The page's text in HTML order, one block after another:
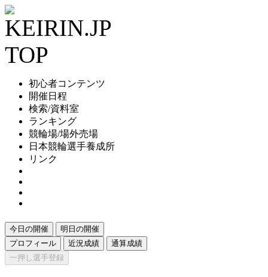
初心者コンテンツ
開催日程
検索/資料室
ランキング
競輪場/場外売場
日本競輪選手養成所
リンク
今日の開催
明日の開催
プロフィール
近況成績
通算成績
一押し選手登録